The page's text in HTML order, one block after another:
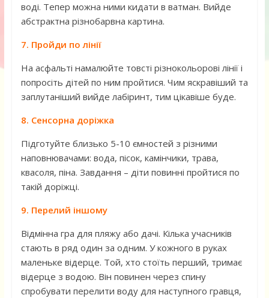
воді. Тепер можна ними кидати в ватман. Вийде
абстрактна різнобарвна картина.
7. Пройди по лінії
На асфальті намалюйте товсті різнокольорові лінії і
попросіть дітей по ним пройтися. Чим яскравіший та
заплутаніший вийде лабіринт, тим цікавіше буде.
8. Сенсорна доріжка
Підготуйте близько 5-10 ємностей з різними
наповнювачами: вода, пісок, камінчики, трава,
квасоля, піна. Завдання – діти повинні пройтися по
такій доріжці.
9. Перелий іншому
Відмінна гра для пляжу або дачі. Кілька учасників
стають в ряд один за одним. У кожного в руках
маленьке відерце. Той, хто стоїть перший, тримає
відерце з водою. Він повинен через спину
спробувати перелити воду для наступного гравця,